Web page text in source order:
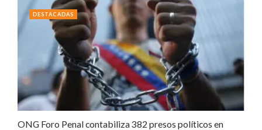
ONG Foro Penal contabiliza 382 presos políticos en
DESTACADAS